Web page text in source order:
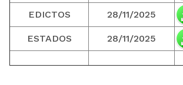
EDICTOS 28/11/2025
ESTADOS 28/11/2025